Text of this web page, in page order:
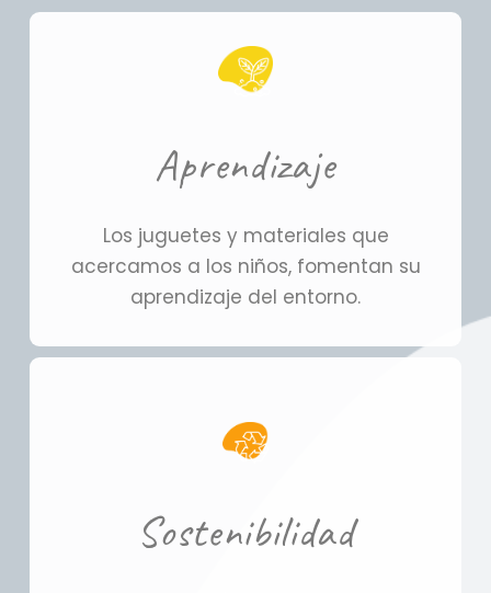
Aprendizaje
Los juguetes y materiales que
acercamos a los niños, fomentan su
aprendizaje del entorno.
Sostenibilidad